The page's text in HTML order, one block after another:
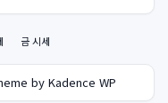
금 시세
by Kadence WP